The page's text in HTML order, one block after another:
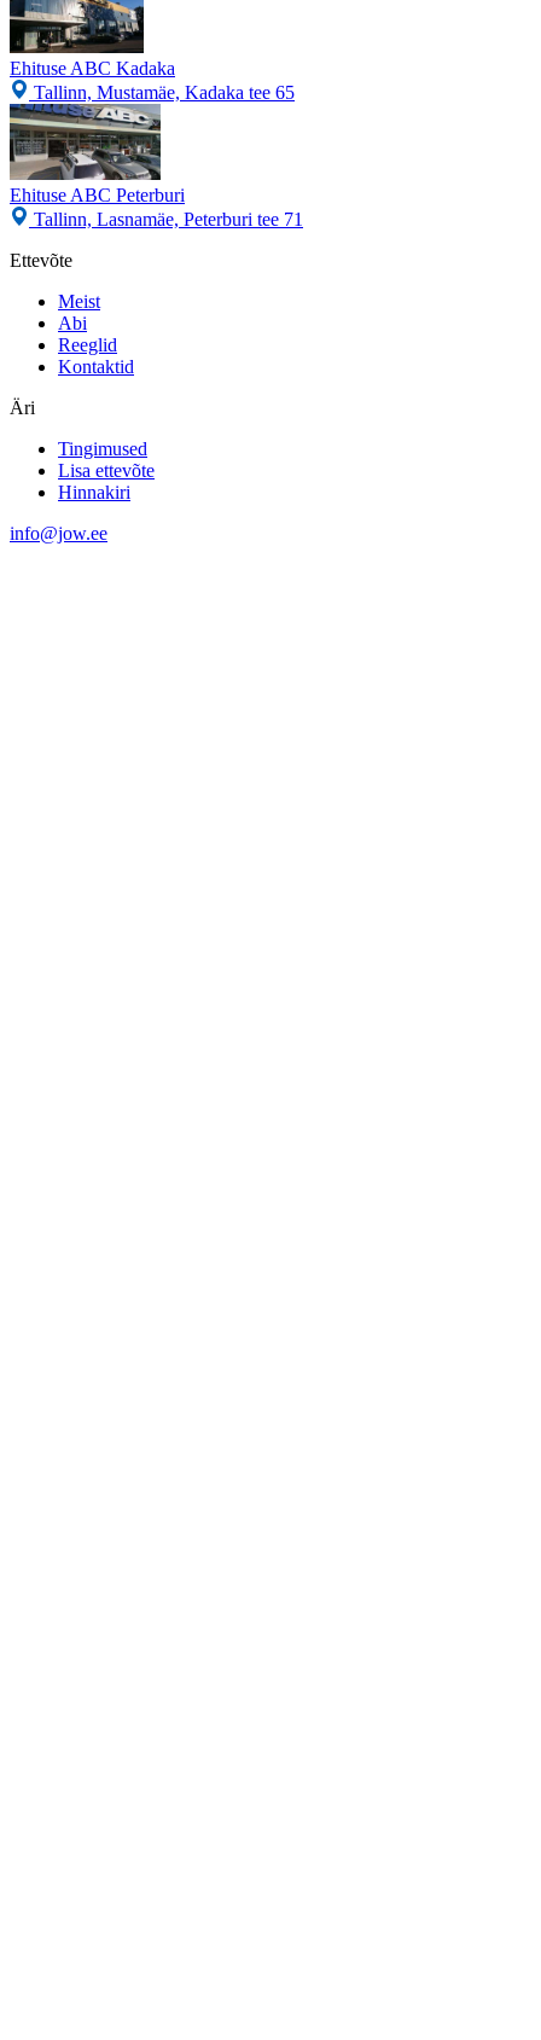
Ehituse ABC Kadaka
Tallinn, Mustamäe, Kadaka tee 65
Ehituse ABC Peterburi
Tallinn, Lasnamäe, Peterburi tee 71
Ettevõte
Meist
Abi
Reeglid
Kontaktid
Äri
Tingimused
Lisa ettevõte
Hinnakiri
info@jow.ee